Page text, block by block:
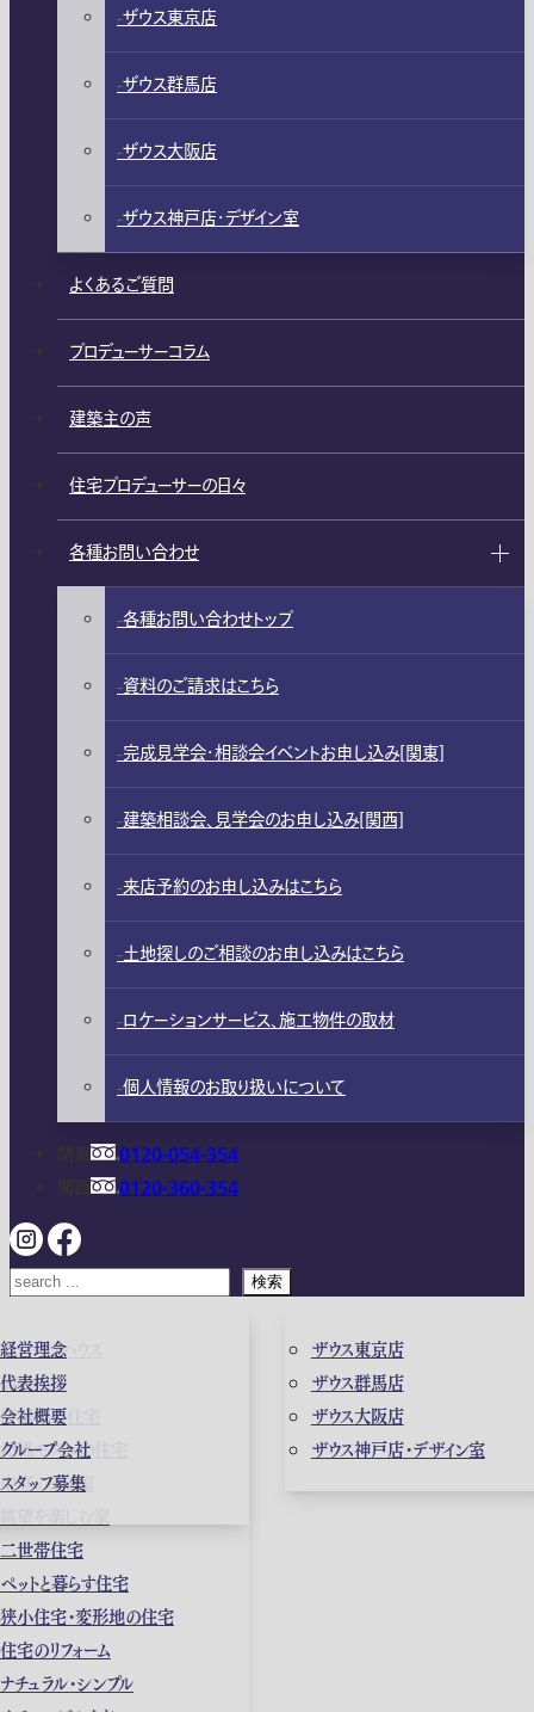
ガレージハウス
高級住宅
店舗併用住宅
和風モダンの住宅
中庭のある家
二世帯住宅
ペットと暮らす住宅
狭小住宅・変形地の住宅
住宅のリフォーム
ナチュラル・シンプル
経営理念
代表挨拶
会社概要
グループ会社
スタッフ募集
ザウス東京店
ザウス群馬店
ザウス大阪店
ザウス神戸店・デザイン室
ザウス東京店
ザウス群馬店
ザウス大阪店
ザウス神戸店・デザイン室
よくあるご質問
プロデューサーコラム
建築主の声
住宅プロデューサーの日々
各種お問い合わせ
各種お問い合わせトップ
資料のご請求はこちら
完成見学会・相談会イベントお申し込み[関東]
建築相談会、見学会のお申し込み[関西]
来店予約のお申し込みはこちら
土地探しのご相談のお申し込みはこちら
ロケーションサービス、施工物件の取材
個人情報のお取り扱いについて
0120-054-354
0120-360-354
検索